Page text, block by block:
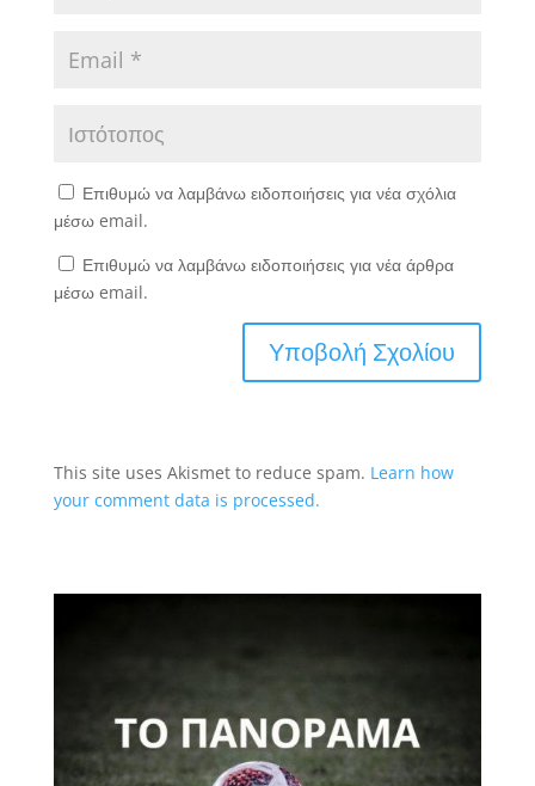
Επιθυμώ να λαμβάνω ειδοποιήσεις για νέα σχόλια
μέσω email.
Επιθυμώ να λαμβάνω ειδοποιήσεις για νέα άρθρα
μέσω email.
This site uses Akismet to reduce spam. Learn how
your comment data is processed.